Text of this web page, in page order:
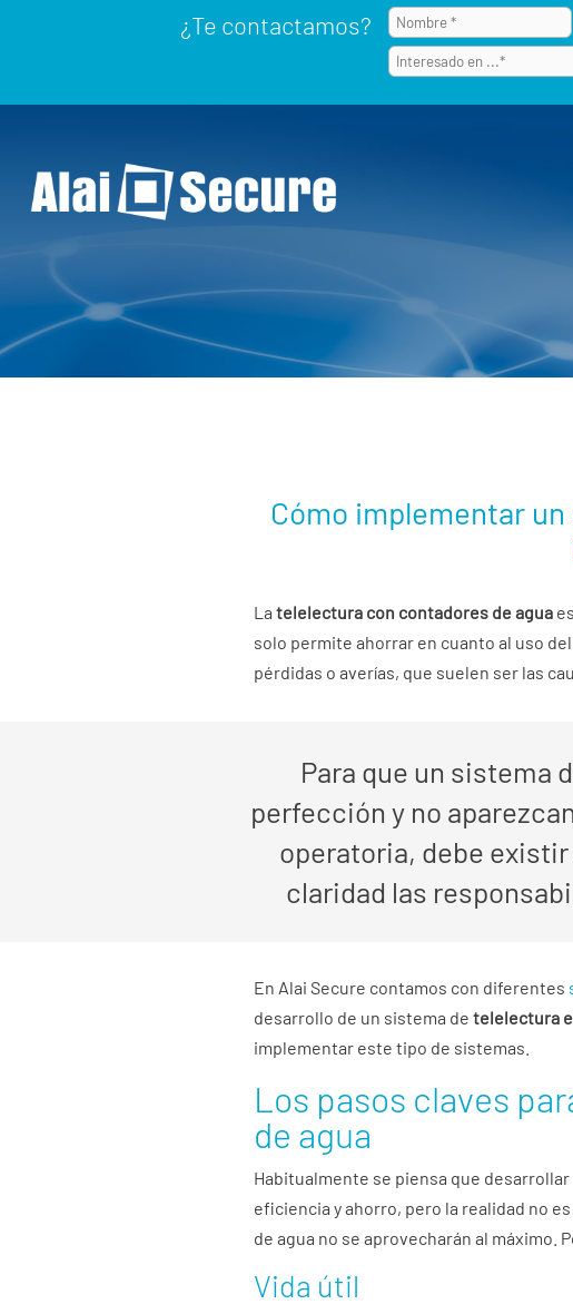
¿Te contactamos?
Cómo implementar
La telelectura con contadores de agua
solo permite ahorrar en cuanto al uso
pérdidas o averías, que suelen ser las
Para que un sistema
perfección y no
operatoria, debe
claridad las
En Alai Secure contamos con diferentes
desarrollo de un sistema detelelectura
implementar este tipo de sistemas.
Los pasos claves
de agua
Habitualmente se piensa que
eficiencia y ahorro, pero la realidad no
de agua no se aprovecharán al
Vida útil